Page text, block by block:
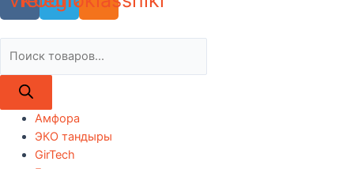
товаров
Амфора
ЭКО тандыры
GirTech